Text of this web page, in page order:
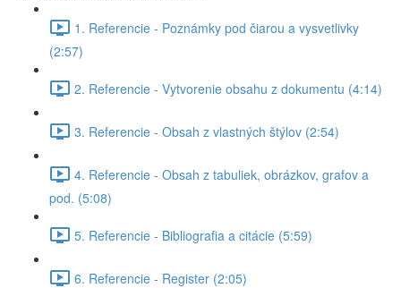
1. Referencie - Poznámky pod čiarou a vysvetlivky
(2:57)
2. Referencie - Vytvorenie obsahu z dokumentu (4:14)
3. Referencie - Obsah z vlastných štýlov (2:54)
4. Referencie - Obsah z tabuliek, obrázkov, grafov a
pod. (5:08)
5. Referencie - Bibliografia a citácie (5:59)
6. Referencie - Register (2:05)